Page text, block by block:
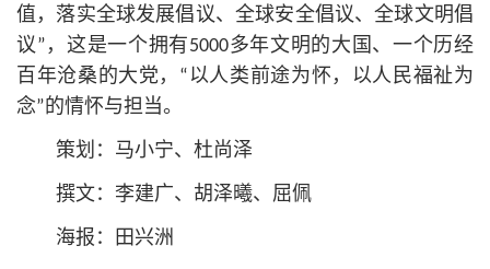
值，落实全球发展倡议、全球安全倡议、全球文明倡
议”，这是一个拥有5000多年文明的大国、一个历经
百年沧桑的大党，“以人类前途为怀，以人民福祉为
念”的情怀与担当。
策划：马小宁、杜尚泽
撰文：李建广、胡泽曦、屈佩
海报：田兴洲